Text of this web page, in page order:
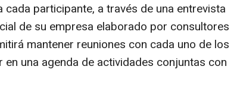
participante, a través de una entrevista
de su empresa elaborado por consultores
mantener reuniones con cada uno de los
una agenda de actividades conjuntas con